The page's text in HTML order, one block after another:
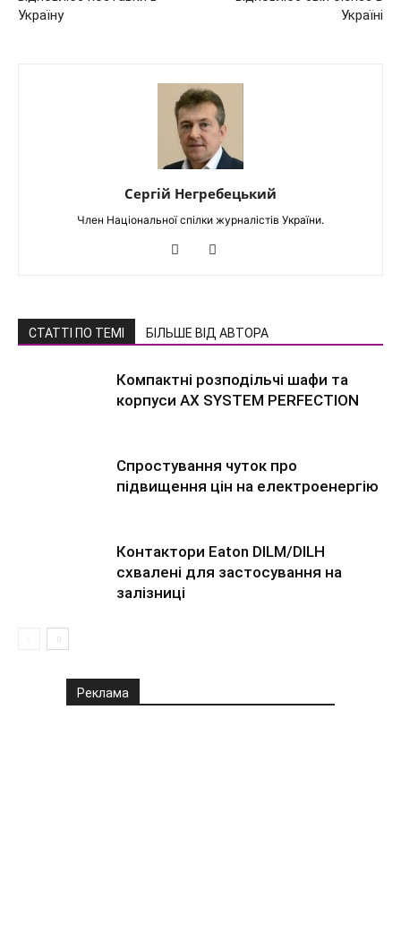
Україну
Україні
Сергій Негребецький
Член Національної спілки журналістів України.
СТАТТІ ПО ТЕМІ БІЛЬШЕ ВІД АВТОРА
Компактні розподільчі шафи та
корпуси AX SYSTEM PERFECTION
Спростування чуток про
підвищення цін на електроенергію
Контактори Eaton DILM/DILH
схвалені для застосування на
залізниці
Реклама